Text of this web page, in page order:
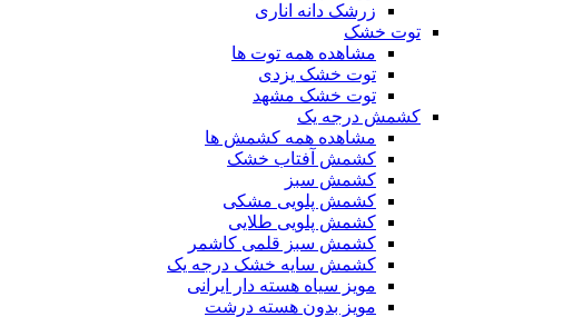
زرشک دانه اناری
توت خشک
مشاهده همه توت ها
توت خشک یزدی
توت خشک مشهد
کشمش درجه یک
مشاهده همه کشمش ها
کشمش آفتاب خشک
کشمش سبز
کشمش پلویی مشکی
کشمش پلویی طلایی
کشمش سبز قلمی کاشمر
کشمش سایه خشک درجه یک
مویز سیاه هسته دار ایرانی
مویز بدون هسته درشت